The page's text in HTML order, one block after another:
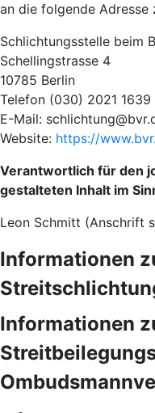
an die folgende Adresse
Schlichtungsstelle beim
Schellingstrasse 4
10785 Berlin
Telefon (030) 2021 1639
E-Mail:
Website: https://
Verantwortlich für den
gestalteten Inhalt im
Leon Schmitt (Anschrift
Informationen
Informationen